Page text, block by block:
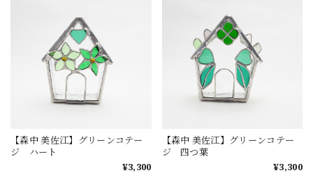
【森中 美佐江】グリーンコテー
ジ ハート
¥3,300
【森中 美佐江】グリーンコテー
ジ 四つ葉
¥3,300